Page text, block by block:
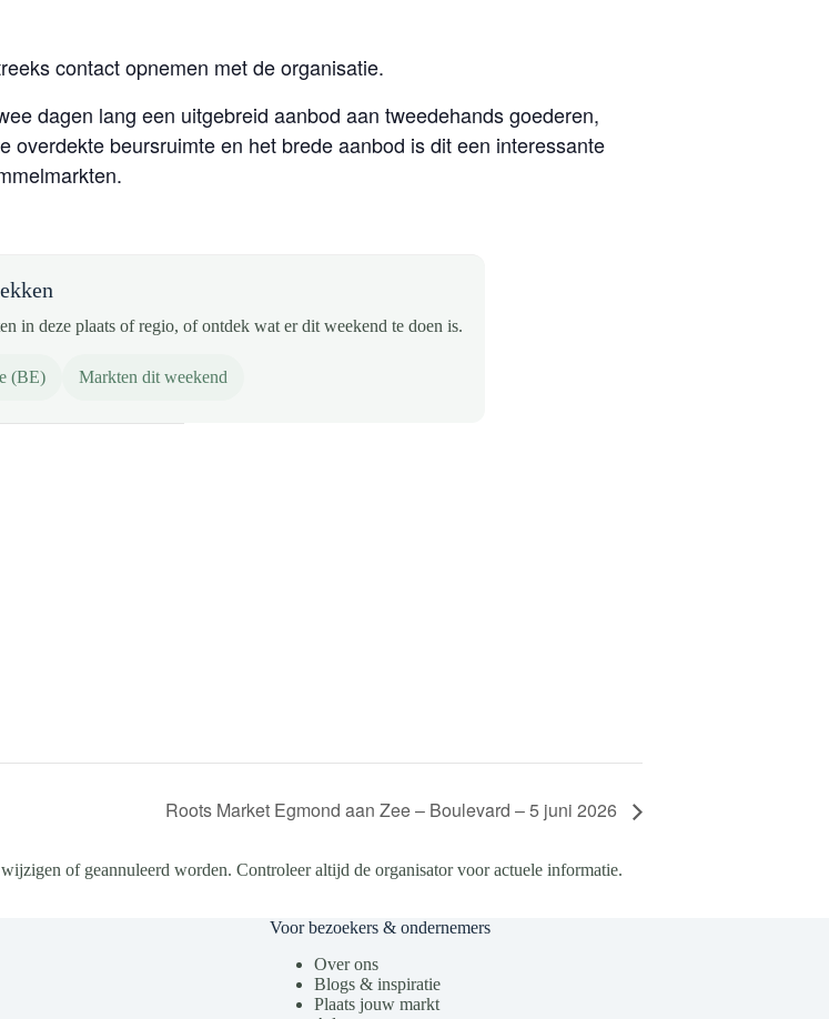
contact opnemen met de organisatie.
dagen lang een uitgebreid aanbod aan tweedehands goederen,
beursruimte en het brede aanbod is dit een interessante
in deze plaats of regio, of ontdek wat er dit weekend te doen is.
(BE) Markten dit weekend
Roots Market Egmond aan Zee – Boulevard – 5 juni 2026
of geannuleerd worden. Controleer altijd de organisator voor actuele informatie.
Voor bezoekers & ondernemers
Over ons
Blogs & inspiratie
Plaats jouw markt